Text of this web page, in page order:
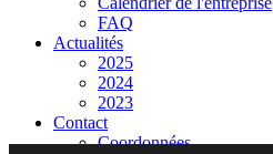
FAQ
Actualités
2025
2024
2023
Contact
Coordonnées